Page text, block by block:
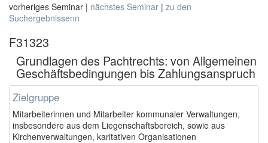
vorheriges Seminar | nächstes Seminar | zu den
Suchergebnissenn
F31323
Grundlagen des Pachtrechts: von Allgemeinen
Geschäftsbedingungen bis Zahlungsanspruch
Zielgruppe
Mitarbeiterinnen und Mitarbeiter kommunaler Verwaltungen,
insbesondere aus dem Liegenschaftsbereich, sowie aus
Kirchenverwaltungen, karitativen Organisationen